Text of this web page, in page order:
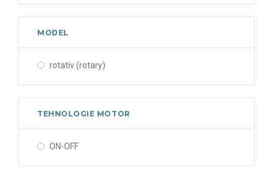
MODEL
rotativ (rotary)
TEHNOLOGIE MOTOR
ON-OFF